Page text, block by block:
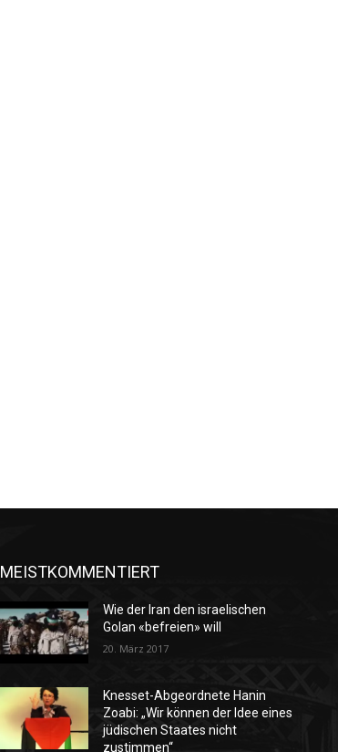
MEISTKOMMENTIERT
Wie der Iran den israelischen
Golan «befreien» will
20. März 2017
Knesset-Abgeordnete Hanin
Zoabi: „Wir können der Idee eines
jüdischen Staates nicht
zustimmen“